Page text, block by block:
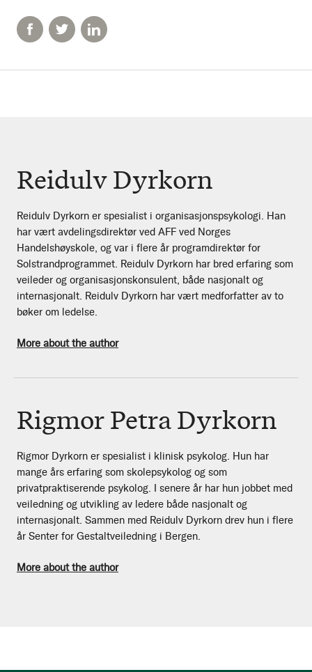
Reidulv Dyrkorn
Reidulv Dyrkorn er spesialist i organisasjonspsykologi. Han
har vært avdelingsdirektør ved AFF ved Norges
Handelshøyskole, og var i flere år programdirektør for
Solstrandprogrammet. Reidulv Dyrkorn har bred erfaring som
veileder og organisasjonskonsulent, både nasjonalt og
internasjonalt. Reidulv Dyrkorn har vært medforfatter av to
bøker om ledelse.
More about the author
Rigmor Petra Dyrkorn
Rigmor Dyrkorn er spesialist i klinisk psykolog. Hun har
mange års erfaring som skolepsykolog og som
privatpraktiserende psykolog. I senere år har hun jobbet med
veiledning og utvikling av ledere både nasjonalt og
internasjonalt. Sammen med Reidulv Dyrkorn drev hun i flere
år Senter for Gestaltveiledning i Bergen.
More about the author